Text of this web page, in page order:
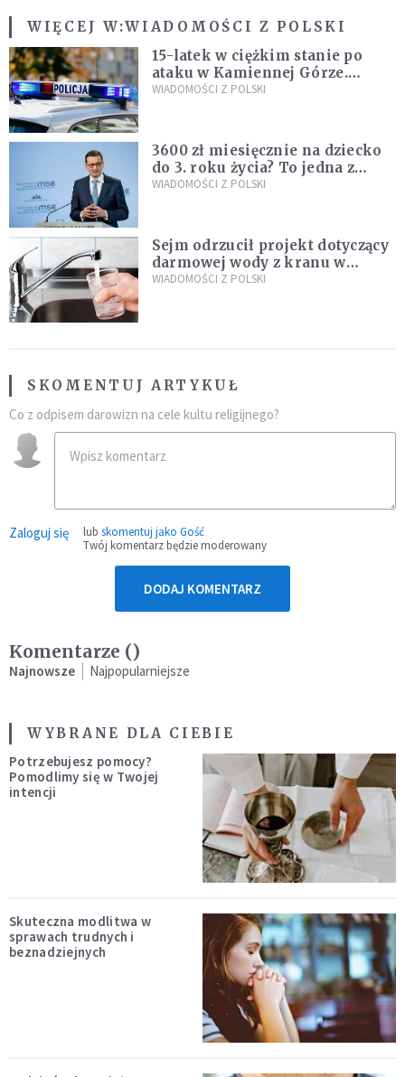
WIĘCEJ W:WIADOMOŚCI Z POLSKI
15-latek w ciężkim stanie po
ataku w Kamiennej Górze.
Policja zatrzymała dwóch
WIADOMOŚCI Z POLSKI
3600 zł miesięcznie na dziecko
do 3. roku życia? To jedna z
propozycji programu "Rozwój
WIADOMOŚCI Z POLSKI
Sejm odrzucił projekt dotyczący
darmowej wody z kranu w
restauracjach
WIADOMOŚCI Z POLSKI
SKOMENTUJ ARTYKUŁ
Co z odpisem darowizn na cele kultu religijnego?
Zaloguj się lub skomentuj jako Gość
Twój komentarz będzie moderowany
DODAJ KOMENTARZ
Komentarze ()
Najnowsze Najpopularniejsze
WYBRANE DLA CIEBIE
Potrzebujesz pomocy?
Pomodlimy się w Twojej
intencji
Skuteczna modlitwa w
sprawach trudnych i
beznadziejnych